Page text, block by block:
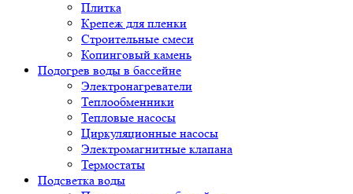
Плитка
Крепеж для пленки
Строительные смеси
Копинговый камень
Подогрев воды в бассейне
Электронагреватели
Теплообменники
Тепловые насосы
Циркуляционные насосы
Электромагнитные клапана
Термостаты
Подсветка воды